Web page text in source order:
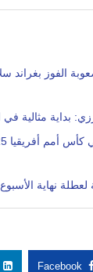
الفوز بغراند
بداية مثالية في
نهاية الأسبوع (24–26
Facebook